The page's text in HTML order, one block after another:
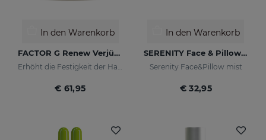
In den Warenkorb
FACTOR G Renew Verjüngungscreme
Erhöht die Festigkeit der Haut
€ 61,95
In den Warenkorb
SERENITY Face & Pillow Mist
Serenity Face&Pillow mist
€ 32,95